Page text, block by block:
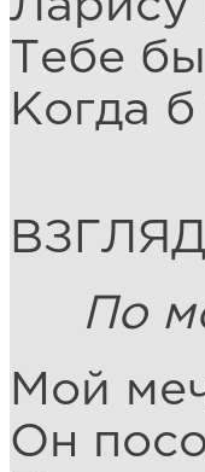
Тебе
Когда
По
Мой
Он